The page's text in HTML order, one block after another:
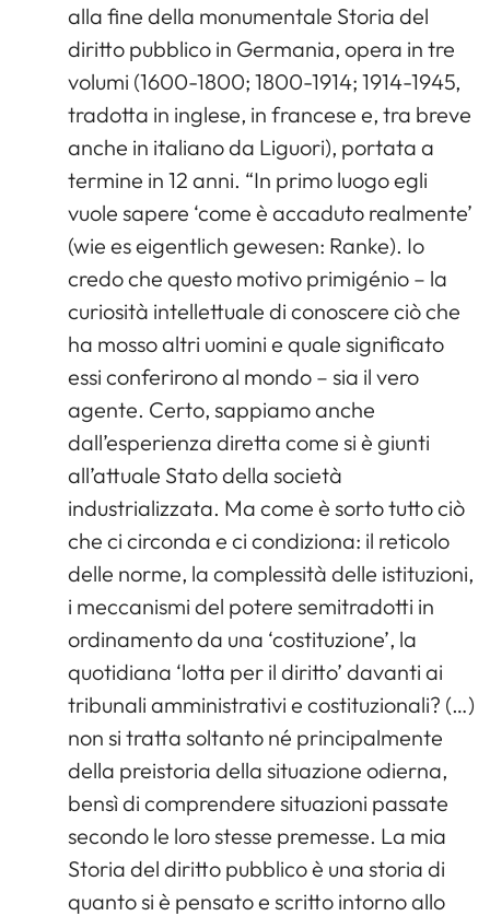
alla fine della monumentale Storia del
diritto pubblico in Germania, opera in tre
volumi (1600-1800; 1800-1914; 1914-1945,
tradotta in inglese, in francese e, tra breve
anche in italiano da Liguori), portata a
termine in 12 anni. “In primo luogo egli
vuole sapere ‘come è accaduto realmente’
(wie es eigentlich gewesen: Ranke). Io
credo che questo motivo primigénio – la
curiosità intellettuale di conoscere ciò che
ha mosso altri uomini e quale significato
essi conferirono al mondo – sia il vero
agente. Certo, sappiamo anche
dall’esperienza diretta come si è giunti
all’attuale Stato della società
industrializzata. Ma come è sorto tutto ciò
che ci circonda e ci condiziona: il reticolo
delle norme, la complessità delle istituzioni,
i meccanismi del potere semitradotti in
ordinamento da una ‘costituzione’, la
quotidiana ‘lotta per il diritto’ davanti ai
tribunali amministrativi e costituzionali? (…)
non si tratta soltanto né principalmente
della preistoria della situazione odierna,
bensì di comprendere situazioni passate
secondo le loro stesse premesse. La mia
Storia del diritto pubblico è una storia di
quanto si è pensato e scritto intorno allo